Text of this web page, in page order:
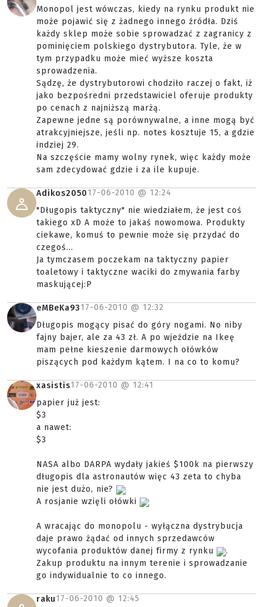
Monopol jest wówczas, kiedy na rynku produkt nie
może pojawić się z żadnego innego źródła. Dziś
każdy sklep może sobie sprowadzać z zagranicy z
pominięciem polskiego dystrybutora. Tyle, że w
tym przypadku może mieć wyższe koszta
sprowadzenia.
Sądzę, że dystrybutorowi chodziło raczej o fakt, iż
jako bezpośredni przedstawiciel oferuje produkty
po cenach z najniższą marżą.
Zapewne jedne są porównywalne, a inne mogą być
atrakcyjniejsze, jeśli np. notes kosztuje 15, a gdzie
indziej 29.
Na szczęście mamy wolny rynek, więc każdy może
sam zdecydować gdzie i za ile kupuje.
Adikos205017-06-2010 @ 12:24
"Długopis taktyczny" nie wiedziałem, że jest coś
takiego xD A może to jakaś nowomowa. Produkty
ciekawe, komuś to pewnie może się przydać do
czegoś...
Ja tymczasem poczekam na taktyczny papier
toaletowy i taktyczne waciki do zmywania farby
maskującej:P
eMBeKa9317-06-2010 @ 12:32
Długopis mogący pisać do góry nogami. No niby
fajny bajer, ale za 43 zł. A po wjeździe na Ikeę
mam pełne kieszenie darmowych ołówków
piszących pod każdym kątem. I na co to komu?
xasistis17-06-2010 @ 12:41
papier już jest:
$3
a nawet:
$3
NASA albo DARPA wydały jakieś $100k na pierwszy
długopis dla astronautów więc 43 zeta to chyba
nie jest dużo, nie?
A rosjanie wzięli ołówki
A wracając do monopolu - wyłączna dystrybucja
daje prawo żądać od innych sprzedawców
wycofania produktów danej firmy z rynku
.
Zakup produktu na innym terenie i sprowadzanie
go indywidualnie to co innego.
raku17-06-2010 @ 12:45